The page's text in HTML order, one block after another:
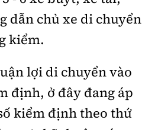
Thị Hồng Nga
Sơn Tùng,
và Phát hành:
282
dẫn chủ xe di chuyển
kiểm.
lợi di chuyển vào
định, ở đây đang áp
kiểm định theo thứ